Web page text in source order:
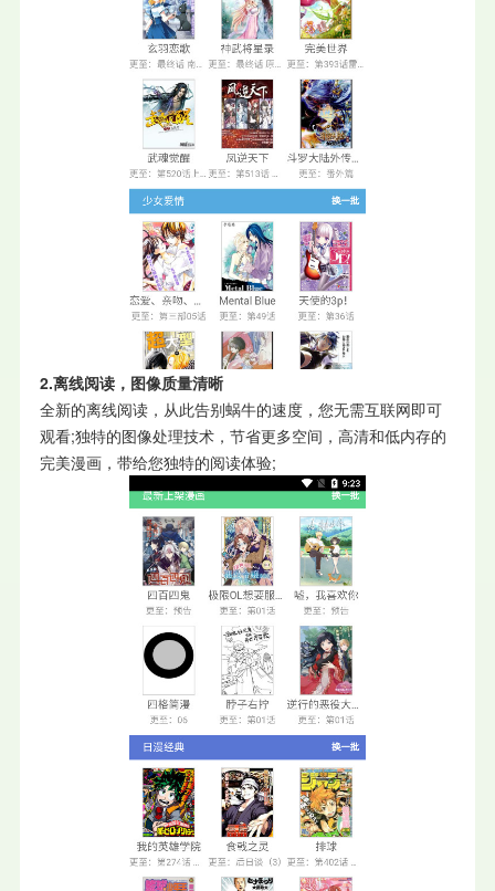
2.离线阅读，图像质量清晰
全新的离线阅读，从此告别蜗牛的速度，您无需互联网即可
观看;独特的图像处理技术，节省更多空间，高清和低内存的
完美漫画，带给您独特的阅读体验;